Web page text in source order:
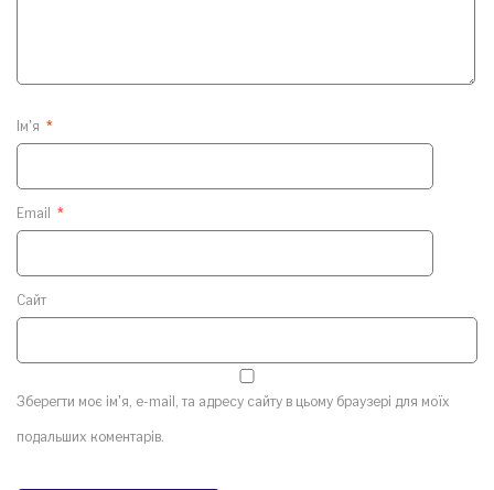
Ім'я *
Email *
Сайт
Зберегти моє ім'я, e-mail, та адресу сайту в цьому браузері для моїх
подальших коментарів.